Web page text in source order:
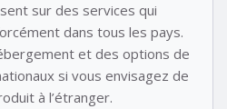
sur des services qui
dans tous les pays.
et des options de
si vous envisagez de
à l’étranger.